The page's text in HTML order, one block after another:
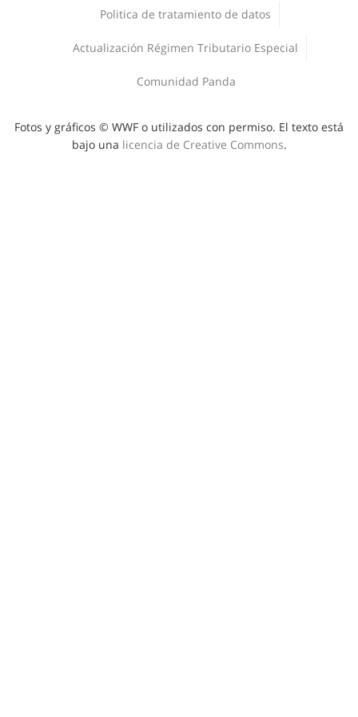
Deporte y NaturalezaPolitica de tratamiento de datos
Actualización Régimen Tributario Especial
Comunidad Panda
Fotos y gráficos © WWF o utilizados con permiso. El texto está
bajo una licencia de Creative Commons.